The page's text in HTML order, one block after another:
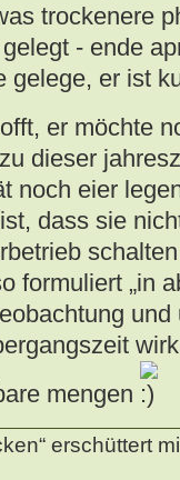
trockenere
- ende
gelege, er ist
er möchte
dieser
noch eier
dass sie
formuliert „in
mengen
erschüttert